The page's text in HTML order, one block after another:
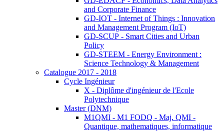
and Corporate Finance
GD-IOT - Internet of Things : Innovation
and Management Program (IoT)
GD-SCUP - Smart Cities and Urban
Policy
GD-STEEM - Energy Environment :
Science Technology & Management
Catalogue 2017 - 2018
Cycle Ingénieur
X - Diplôme d'ingénieur de l'Ecole
Polytechnique
Master (DNM)
M1QMI - M1 FODQ - Maj. QMI -
Quantique, mathematiques, informatique